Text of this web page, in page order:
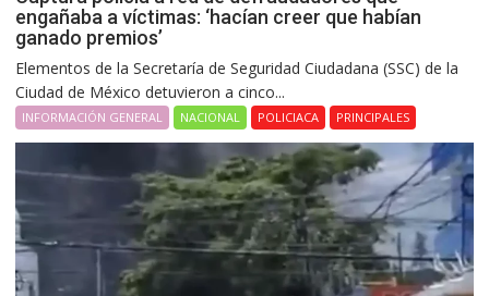
engañaba a víctimas: ‘hacían creer que habían
ganado premios’
Elementos de la Secretaría de Seguridad Ciudadana (SSC) de la
Ciudad de México detuvieron a cinco...
INFORMACIÓN GENERAL NACIONAL POLICIACA PRINCIPALES